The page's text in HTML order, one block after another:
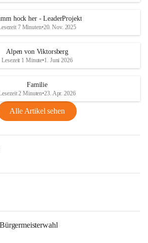
hock her - LeaderProjekt
7 Minuten•20. Nov. 2025
Alpen von Viktorsberg
Lesezeit 1 Minute•1. Juni 2026
Familie
2 Minuten•23. Apr. 2026
Alle Artikel sehen